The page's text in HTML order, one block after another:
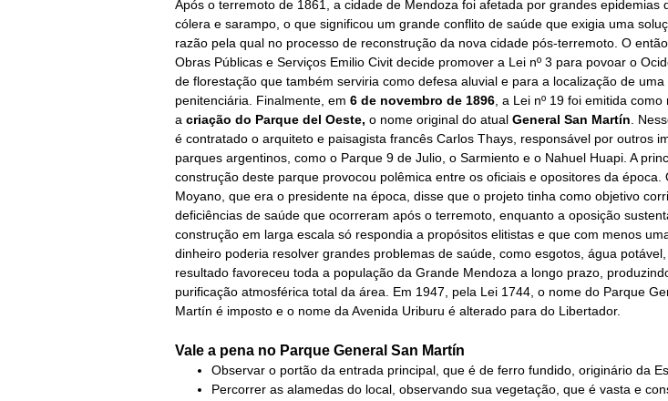
Após o terremoto de 1861, a cidade de Mendoza foi afetada por grandes epidemias
cólera e sarampo, o que significou um grande conflito de saúde que exigia uma
razão pela qual no processo de reconstrução da nova cidade pós-terremoto. O
Obras Públicas e Serviços Emilio Civit decide promover a Lei nº 3 para povoar o
de florestação que também serviria como defesa aluvial e para a localização de uma
penitenciária. Finalmente, em 6 de novembro de 1896 , a Lei nº 19 foi emitida
a criação do Parque del Oeste, o nome original do atual General San Martín .
é contratado o arquiteto e paisagista francês Carlos Thays, responsável por outros
parques argentinos, como o Parque 9 de Julio, o Sarmiento e o Nahuel Huapi. A
construção deste parque provocou polêmica entre os oficiais e opositores da época.
Moyano, que era o presidente na época, disse que o projeto tinha como objetivo
deficiências de saúde que ocorreram após o terremoto, enquanto a oposição
construção em larga escala só respondia a propósitos elitistas e que com menos
dinheiro poderia resolver grandes problemas de saúde, como esgotos, água
resultado favoreceu toda a população da Grande Mendoza a longo prazo,
purificação atmosférica total da área. Em 1947, pela Lei 1744, o nome do Parque
Martín é imposto e o nome da Avenida Uriburu é alterado para do Libertador.
Vale a pena no Parque General San Martín
Observar o portão da entrada principal, que é de ferro fundido, originário da
Percorrer as alamedas do local, observando sua vegetação, que é vasta e